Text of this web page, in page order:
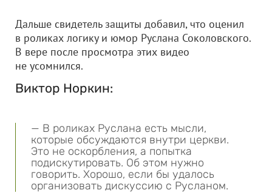
Дальше свидетель защиты добавил, что оценил
в роликах логику и юмор Руслана Соколовского.
В вере после просмотра этих видео
не усомнился.
Виктор Норкин:
— В роликах Руслана есть мысли,
которые обсуждаются внутри церкви.
Это не оскорбления, а попытка
подискутировать. Об этом нужно
говорить. Хорошо, если бы удалось
организовать дискуссию с Русланом.